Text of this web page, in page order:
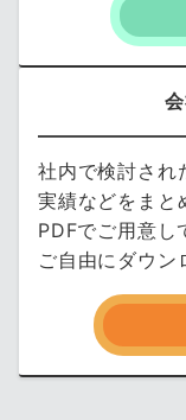
社内で検討され
実績などをまと
PDFでご用意し
ご自由にダウン